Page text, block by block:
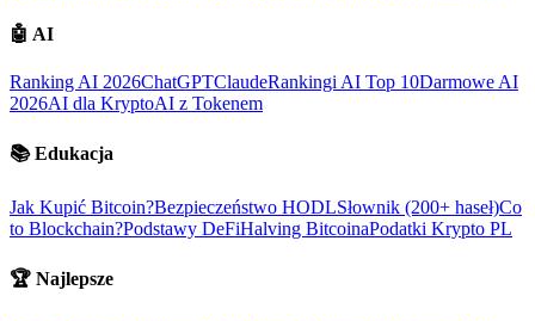
🤖 AI
Ranking AI 2026ChatGPTClaudeRankingi AI Top 10Darmowe AI
2026AI dla KryptoAI z Tokenem
📚 Edukacja
Jak Kupić Bitcoin?Bezpieczeństwo HODLSłownik (200+ haseł)Co
to Blockchain?Podstawy DeFiHalving BitcoinaPodatki Krypto PL
🏆 Najlepsze